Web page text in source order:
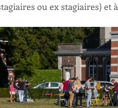
ou ex stagiaires) et